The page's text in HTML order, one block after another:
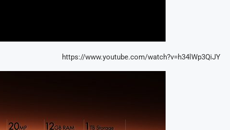
https://www.youtube.com/watch?v=h34lWp3QiJY